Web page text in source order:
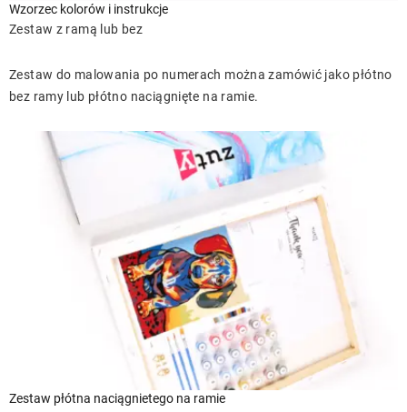
Wzorzec kolorów i instrukcje
Zestaw z ramą lub bez
Zestaw do malowania po numerach można zamówić jako płótno
bez ramy lub płótno naciągnięte na ramie.
Zestaw płótna naciągnietego na ramie